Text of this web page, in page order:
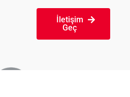
İletişim
Geç